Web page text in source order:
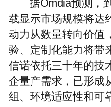
据Omdia预测，
载显示市场规模将达
动力从数量转向价值
验、定制化能力将带
信诺依托三十年的技
企量产需求，已形成
组、环境适应性和可